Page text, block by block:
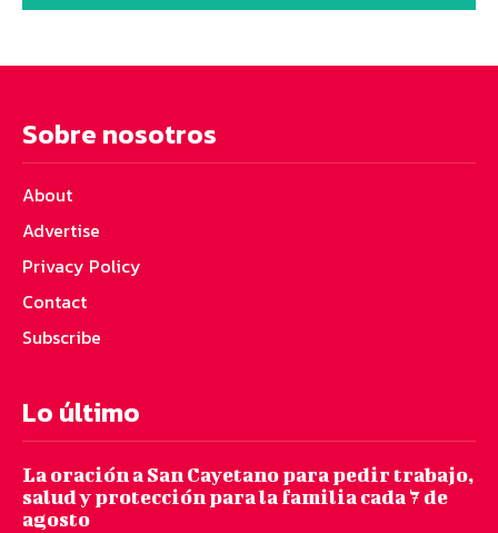
Sobre nosotros
About
Advertise
Privacy Policy
Contact
Subscribe
Lo último
La oración a San Cayetano para pedir trabajo,
salud y protección para la familia cada 7 de
agosto